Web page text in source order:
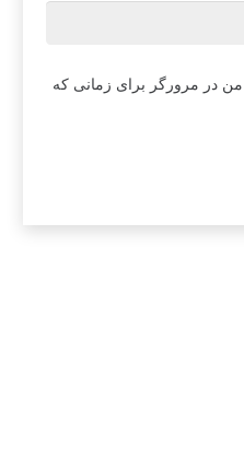
من در مرورگر برای زمانی که